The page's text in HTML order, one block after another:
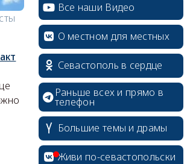
Все наши Видео
О местном для местных
Севастополь в сердце
Раньше всех и прямо в
телефон
Большие темы и драмы
Живи по-севастопольски
erid: 2SDnjcrDNw6